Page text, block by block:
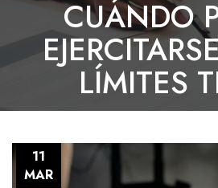
CUÁNDO
LÍMITES
11
MAR